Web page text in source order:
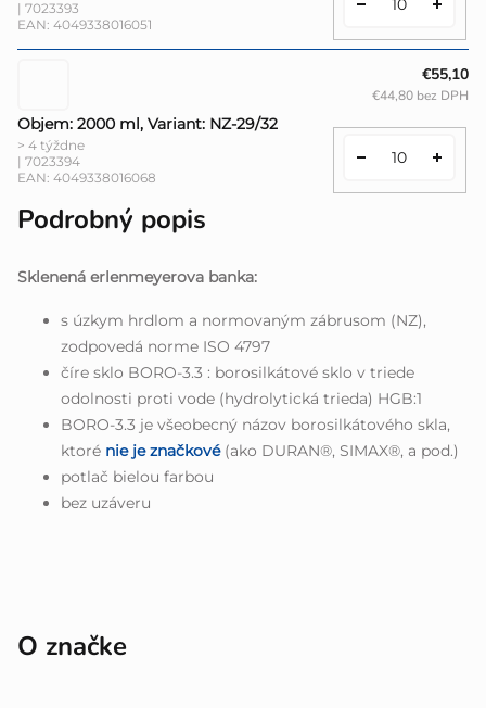
| 7023393
EAN: 4049338016051
Objem: 2000 ml, Variant: NZ-29/32
> 4 týždne
| 7023394
EAN: 4049338016068
€55,10
€44,80 bez DPH
Podrobný popis
Sklenená erlenmeyerova banka:
s úzkym hrdlom a normovaným zábrusom (NZ),
zodpovedá norme ISO 4797
číre sklo BORO-3.3 : borosilkátové sklo v triede
odolnosti proti vode (hydrolytická trieda) HGB:1
BORO-3.3 je všeobecný názov borosilkátového skla,
ktoré nie je značkové(ako DURAN®, SIMAX®, a pod.)
potlač bielou farbou
bez uzáveru
O značke